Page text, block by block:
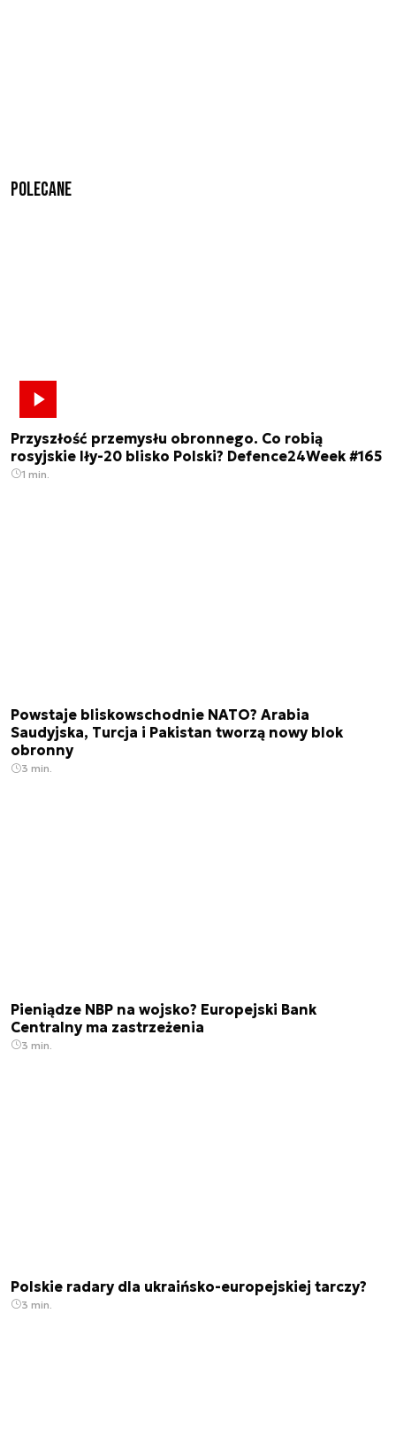
Polecane
Przyszłość przemysłu obronnego. Co robią
rosyjskie Iły-20 blisko Polski? Defence24Week #165
1 min.
Powstaje bliskowschodnie NATO? Arabia
Saudyjska, Turcja i Pakistan tworzą nowy blok
obronny
3 min.
Pieniądze NBP na wojsko? Europejski Bank
Centralny ma zastrzeżenia
3 min.
Polskie radary dla ukraińsko-europejskiej tarczy?
3 min.